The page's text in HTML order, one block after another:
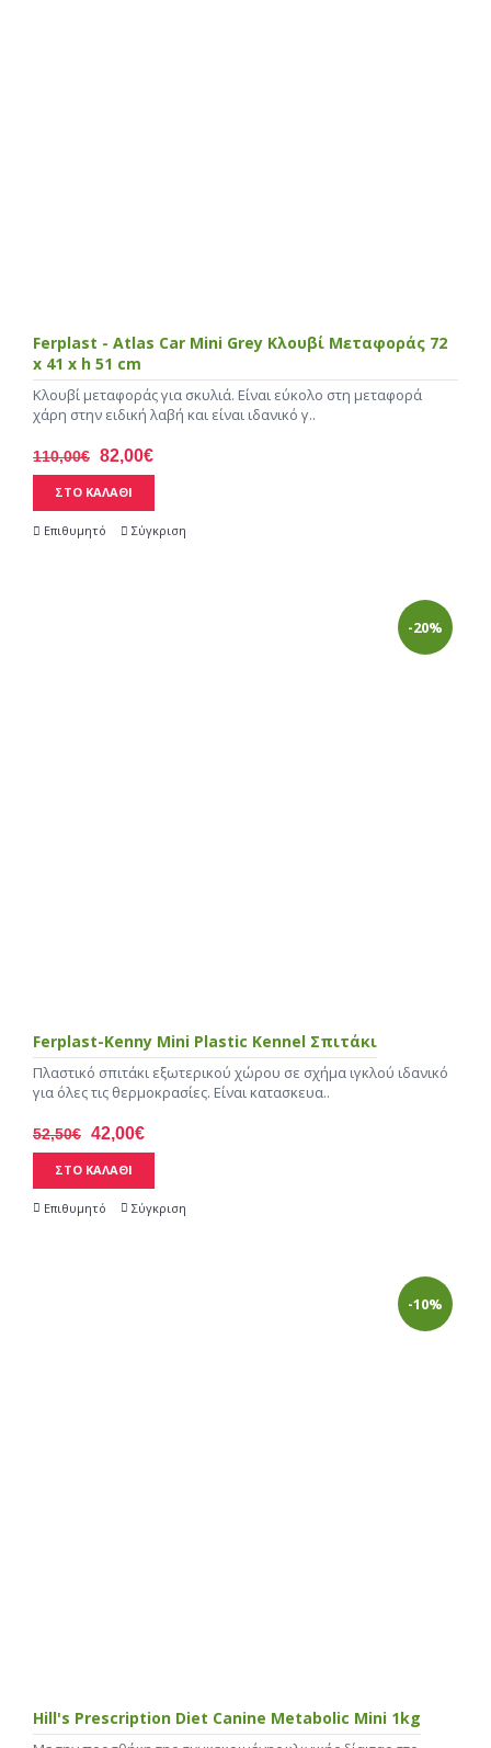
Ferplast - Atlas Car Mini Grey Κλουβί Μεταφοράς 72
x 41 x h 51 cm
Κλουβί μεταφοράς για σκυλιά. Είναι εύκολο στη μεταφορά
χάρη στην ειδική λαβή και είναι ιδανικό γ..
110,00€ 82,00€
ΣΤΟ ΚΑΛΑΘΙ
Επιθυμητό Σύγκριση
-20%
Ferplast-Kenny Mini Plastic Kennel Σπιτάκι
Πλαστικό σπιτάκι εξωτερικού χώρου σε σχήμα ιγκλού ιδανικό
για όλες τις θερμοκρασίες. Είναι κατασκευα..
52,50€ 42,00€
ΣΤΟ ΚΑΛΑΘΙ
Επιθυμητό Σύγκριση
-10%
Hill's Prescription Diet Canine Metabolic Mini 1kg